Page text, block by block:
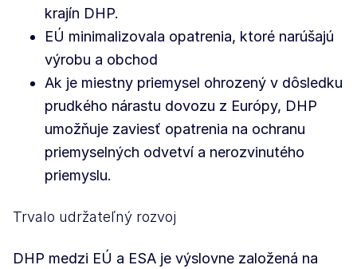
krajín DHP.
EÚ minimalizovala opatrenia, ktoré narúšajú
výrobu a obchod
Ak je miestny priemysel ohrozený v dôsledku
prudkého nárastu dovozu z Európy, DHP
umožňuje zaviesť opatrenia na ochranu
priemyselných odvetví a nerozvinutého
priemyslu.
Trvalo udržateľný rozvoj
DHP medzi EÚ a ESA je výslovne založená na